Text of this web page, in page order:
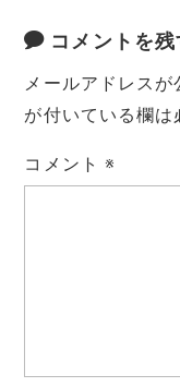
コメントを残
メールアドレスが
が付いている欄は
コメント※